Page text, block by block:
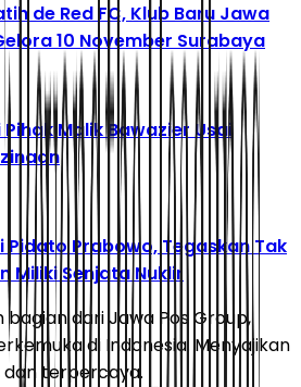
de Red FC, Klub Baru Jawa
10 November Surabaya
Malik Bawazier Usai
Pidato Prabowo, Tegaskan Tak
Miliki Senjata Nuklir
dari Jawa Pos Group,
di Indonesia. Menyajikan
terpercaya.